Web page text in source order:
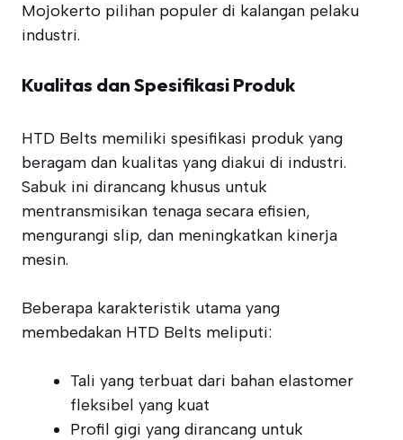
Mojokerto pilihan populer di kalangan pelaku
industri.
Kualitas dan Spesifikasi Produk
HTD Belts memiliki spesifikasi produk yang
beragam dan kualitas yang diakui di industri.
Sabuk ini dirancang khusus untuk
mentransmisikan tenaga secara efisien,
mengurangi slip, dan meningkatkan kinerja
mesin.
Beberapa karakteristik utama yang
membedakan HTD Belts meliputi:
Tali yang terbuat dari bahan elastomer
fleksibel yang kuat
Profil gigi yang dirancang untuk